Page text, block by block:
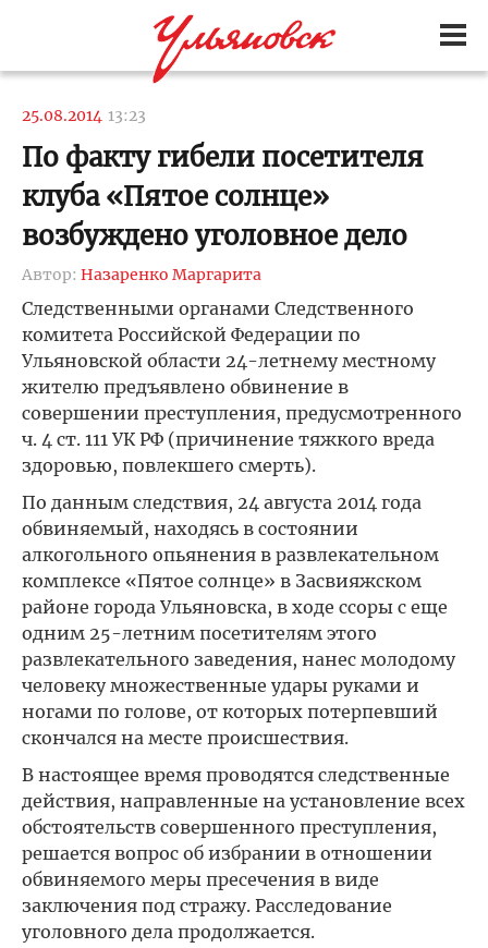
25.08.2014 13:23
По факту гибели посетителя
клуба «Пятое солнце»
возбуждено уголовное дело
Автор: Назаренко Маргарита
Следственными органами Следственного
комитета Российской Федерации по
Ульяновской области 24-летнему местному
жителю предъявлено обвинение в
совершении преступления, предусмотренного
ч. 4 ст. 111 УК РФ (причинение тяжкого вреда
здоровью, повлекшего смерть).
По данным следствия, 24 августа 2014 года
обвиняемый, находясь в состоянии
алкогольного опьянения в развлекательном
комплексе «Пятое солнце» в Засвияжском
районе города Ульяновска, в ходе ссоры с еще
одним 25-летним посетителям этого
развлекательного заведения, нанес молодому
человеку множественные удары руками и
ногами по голове, от которых потерпевший
скончался на месте происшествия.
В настоящее время проводятся следственные
действия, направленные на установление всех
обстоятельств совершенного преступления,
решается вопрос об избрании в отношении
обвиняемого меры пресечения в виде
заключения под стражу. Расследование
уголовного дела продолжается.